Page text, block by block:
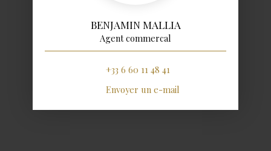
BENJAMIN MALLIA
Agent commercal
+33 6 60 11 48 41
Envoyer un e-mail